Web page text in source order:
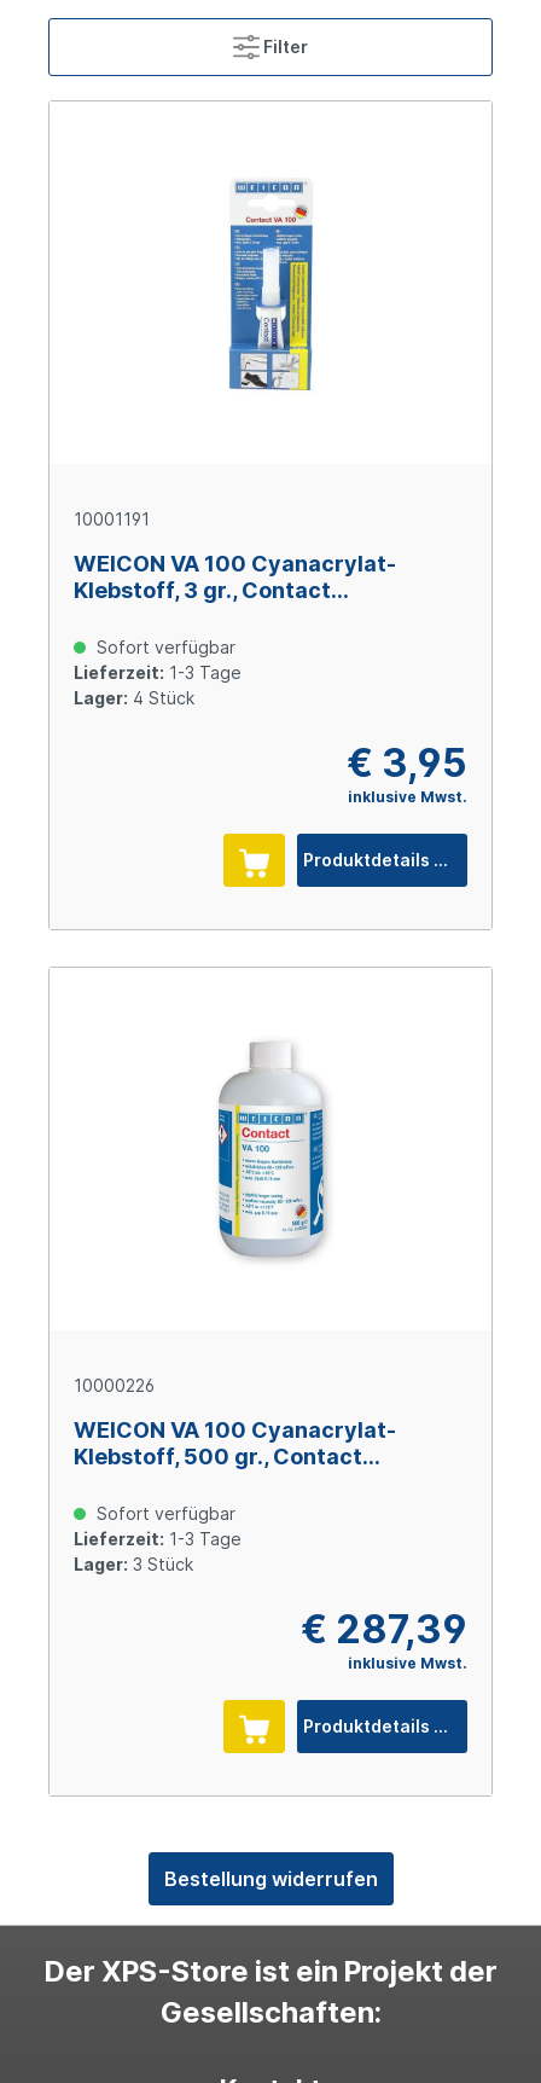
Filter
10001191
WEICON VA 100 Cyanacrylat-
Klebstoff, 3 gr., Contact
Sofort verfügbar
Lieferzeit: 1-3 Tage
Lager: 4 Stück
€ 3,95
inklusive Mwst.
Produktdetails
10000226
WEICON VA 100 Cyanacrylat-
Klebstoff, 500 gr., Contact
Sofort verfügbar
Lieferzeit: 1-3 Tage
Lager: 3 Stück
€ 287,39
inklusive Mwst.
Produktdetails
Bestellung widerrufen
Der XPS-Store ist ein Projekt der
Gesellschaften: